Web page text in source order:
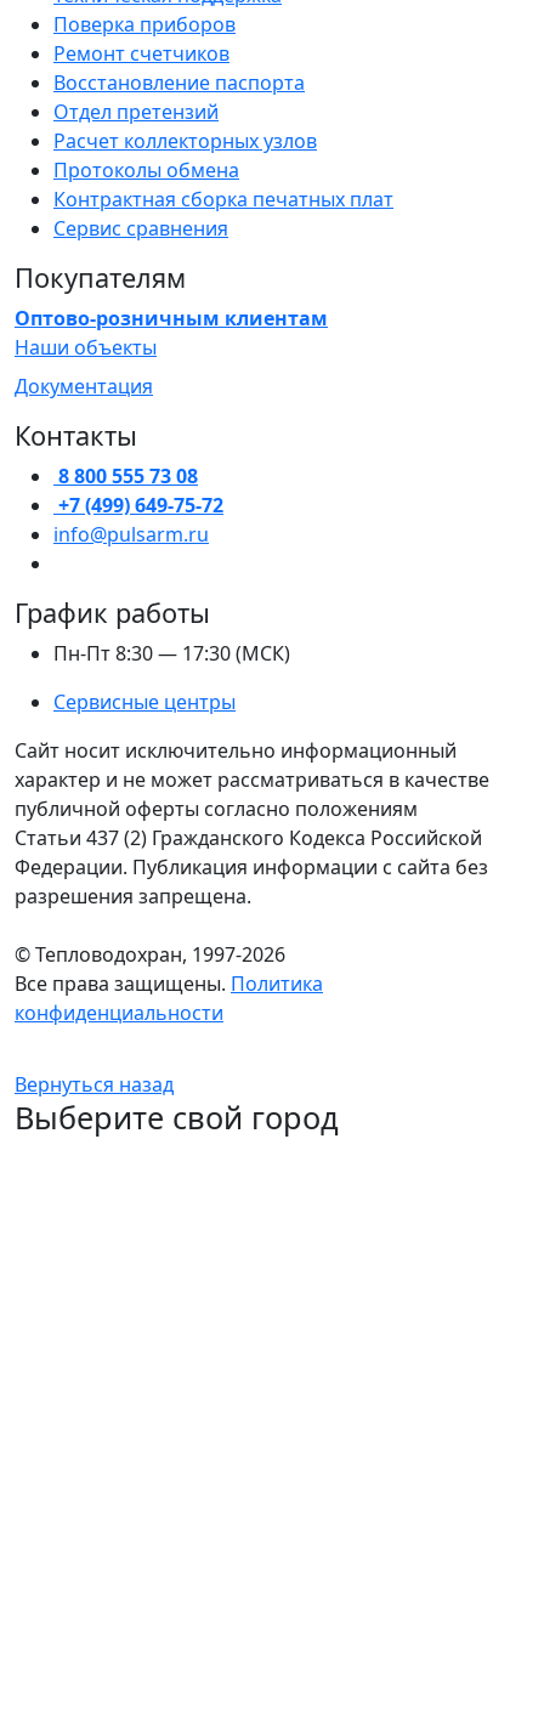
Поверка приборов
Ремонт счетчиков
Восстановление паспорта
Отдел претензий
Расчет коллекторных узлов
Протоколы обмена
Контрактная сборка печатных плат
Сервис сравнения
Покупателям
Оптово-розничным клиентам
Наши объекты
Документация
Контакты
8 800 555 73 08
+7 (499) 649-75-72
info@pulsarm.ru
График работы
Пн-Пт 8:30 — 17:30 (МСК)
Сервисные центры
Сайт носит исключительно информационный
характер и не может рассматриваться в качестве
публичной оферты согласно положениям
Статьи 437 (2) Гражданского Кодекса Российской
Федерации. Публикация информации с сайта без
разрешения запрещена.
© Тепловодохран, 1997-2026
Все права защищены. Политика
конфиденциальности
Вернуться назад
Выберите свой город